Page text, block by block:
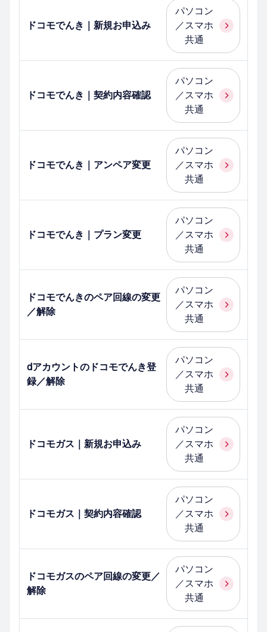
ドコモでんき｜新規お申込み
パソコン
／スマホ
共通
ドコモでんき｜契約内容確認
パソコン
／スマホ
共通
ドコモでんき｜アンペア変更
パソコン
／スマホ
共通
ドコモでんき｜プラン変更
パソコン
／スマホ
共通
ドコモでんきのペア回線の変更
／解除
パソコン
／スマホ
共通
dアカウントのドコモでんき登
録／解除
パソコン
／スマホ
共通
ドコモガス｜新規お申込み
パソコン
／スマホ
共通
ドコモガス｜契約内容確認
パソコン
／スマホ
共通
ドコモガスのペア回線の変更／
解除
パソコン
／スマホ
共通